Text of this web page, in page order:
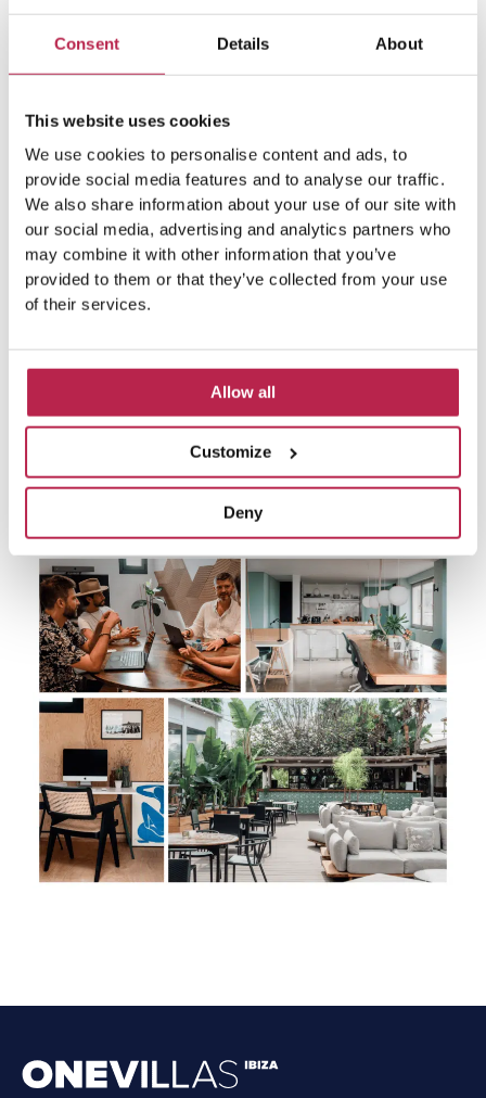
Consent Details About
This website uses cookies
We use cookies to personalise content and ads, to
provide social media features and to analyse our traffic.
We also share information about your use of our site with
our social media, advertising and analytics partners who
may combine it with other information that you’ve
provided to them or that they’ve collected from your use
of their services.
Allow all
Customize
Deny
Combinez votre villa avec un espace de travail chez
un à Ibiza ! Profitez d’un environnement de travail
stimulant avec plusieurs bureaux, des salles de réunion et
un bar ouvert après les heures de travail. TheHUB.
propose également des repas sains sur place pendant
les heures de travail. Cela en fait également un lieu idéal
pour nouer des contacts professionnels. Pratique pour
développer votre réseau à Ibiza !
vacances. Vous pouvez donc séjourner dans l’
nos villaset travailler au TheHUB grâce à l’une de leurs
savoir plus ? Contactez-nous par courriel ou par
téléphone.